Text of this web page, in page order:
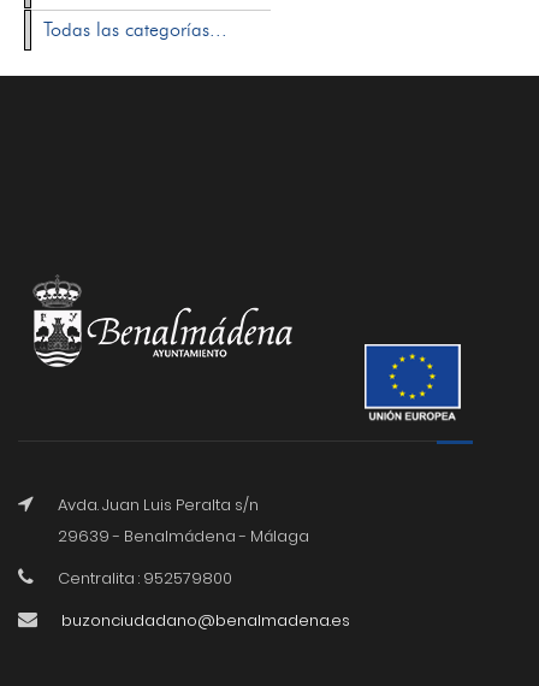
Todas las categorías...
Avda. Juan Luis Peralta s/n
29639 - Benalmádena - Málaga
Centralita : 952579800
buzonciudadano@benalmadena.es